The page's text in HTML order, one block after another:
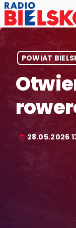
POWIAT
today 28.05.2026